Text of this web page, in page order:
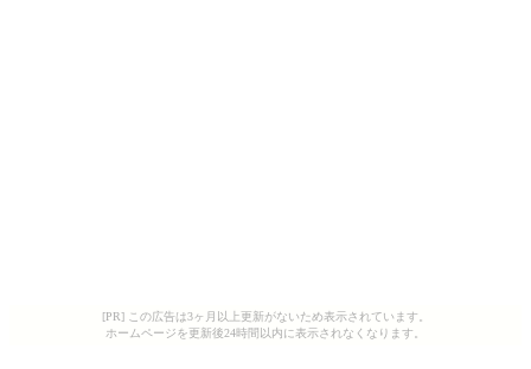
[PR] この広告は3ヶ月以上更新がないため表示されています。
ホームページを更新後24時間以内に表示されなくなります。